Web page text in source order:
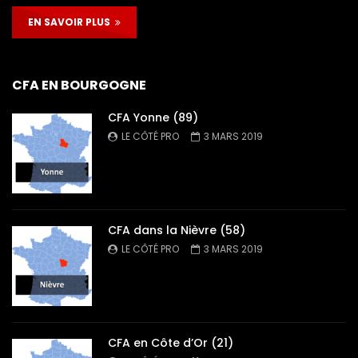
EN SAVOIR PLUS
CFA EN BOURGOGNE
CFA Yonne (89)
LE CÔTÉ PRO 3 MARS 2019
CFA dans la Nièvre (58)
LE CÔTÉ PRO 3 MARS 2019
CFA en Côte d’Or (21)